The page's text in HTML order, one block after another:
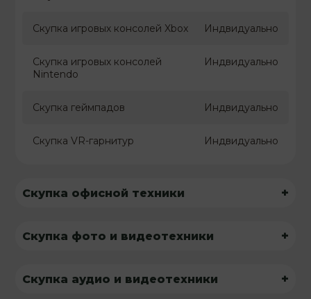
Скупка игровых консолей Xbox Индвидуально
Скупка игровых консолей
Nintendo
Индвидуально
Скупка геймпадов Индвидуально
Скупка VR-гарнитур Индвидуально
Скупка офисной техники +
Скупка фото и видеотехники +
Скупка аудио и видеотехники +